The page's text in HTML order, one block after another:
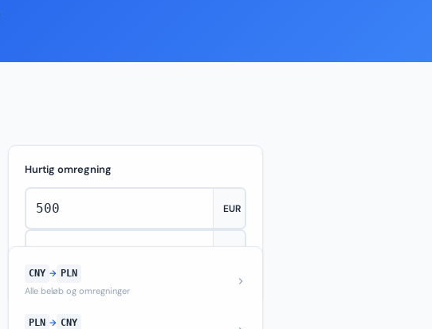
Hurtig omregning
CNY → PLN
Alle beløb og omregninger
PLN → CNY